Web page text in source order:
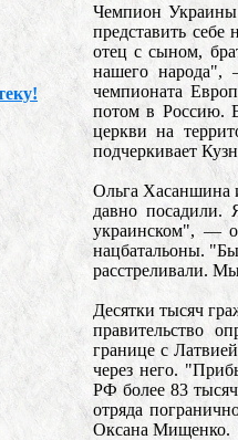
Чемпион
представить
отец с сыном,
нашего народа",
чемпионата
потом в Россию.
церкви на
подчеркивает
Ольга Хасаншина
давно посадили.
украинском", —
нацбатальоны.
расстреливали.
Десятки тысяч
правительство
границе с
через него.
РФ более 83
отряда
Оксана Мищенко.